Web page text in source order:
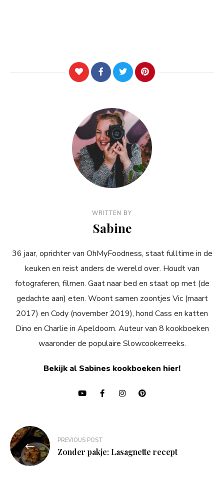
WRITTEN BY
Sabine
36 jaar, oprichter van OhMyFoodness, staat fulltime in de
keuken en reist anders de wereld over. Houdt van
fotograferen, filmen. Gaat naar bed en staat op met (de
gedachte aan) eten. Woont samen zoontjes Vic (maart
2017) en Cody (november 2019), hond Cass en katten
Dino en Charlie in Apeldoorn. Auteur van 8 kookboeken
waaronder de populaire Slowcookerreeks.
Bekijk al Sabines kookboeken hier!
Bericht
navigatie
PREVIOUS POST
Zonder pakje: Lasagnette recept